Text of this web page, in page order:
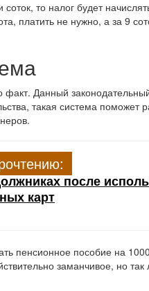
то налог будет
платить не нужно, а за 9
Данный законодательный
такая система поможет
после
карт
пенсионное пособие на
заманчивое, но